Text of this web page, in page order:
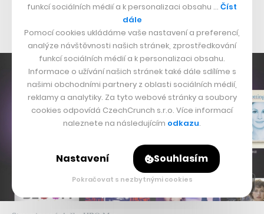
the Dragonbude v budoucnu jeho součástí. Jedním z
bude jistě i seriál Přátelé.
funkcí sociálních médií a k personalizaci obsahu … Číst
dále
Pomocí cookies ukládáme vaše nastavení a preferencí,
analýze návštěvnosti našich stránek, zprostředkování
funkcí sociálních médií a k personalizaci obsahu.
Informace o užívání našich stránek také dále sdílíme s
našimi obchodními partnery z oblasti sociálních médií,
reklamy a analytiky. Za tyto webové stránky a soubory
cookies odpovídá CzechCrunch s.r.o. Více informací
naleznete na následujícím odkazu.
Nastavení Souhlasím
Pokračovat s nezbytnými cookies